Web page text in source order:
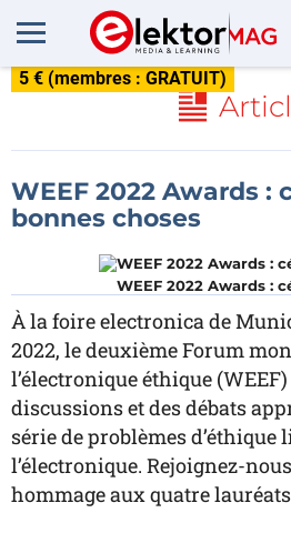
5 € (membres : GRATUIT)
WEEF 2022 Awards :
bonnes choses
WEEF 2022 Awards :
À la foire electronica de
2022, le deuxième Forum
l’électronique éthique
discussions et des débats
série de problèmes d’éthique
l’électronique. Rejoignez-
hommage aux quatre lauréats